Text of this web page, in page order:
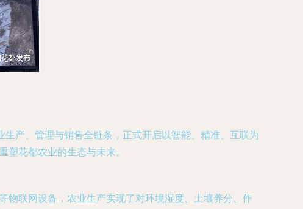
产、管理与销售全链条，正式开启以智能、精准、互联为
花都农业的生态与未来。
物联网设备，农业生产实现了对环境湿度、土壤养分、作